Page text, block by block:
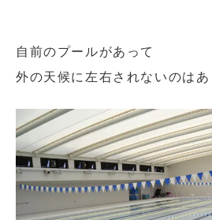
自前のプールがあって
外の天候に左右されないのは